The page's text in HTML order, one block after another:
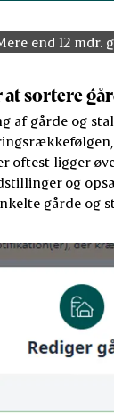
end 12 mdr.
sortere
af gårde og
oftest ligger
og
gårde og